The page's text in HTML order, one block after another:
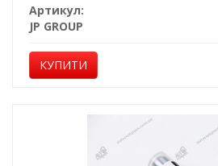
Артикул:
JP GROUP
КУПИТИ